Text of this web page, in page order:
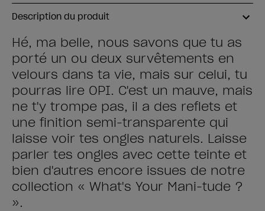
Description du produit
Hé, ma belle, nous savons que tu as
porté un ou deux survêtements en
velours dans ta vie, mais sur celui, tu
pourras lire OPI. C'est un mauve, mais
ne t'y trompe pas, il a des reflets et
une finition semi-transparente qui
laisse voir tes ongles naturels. Laisse
parler tes ongles avec cette teinte et
bien d'autres encore issues de notre
collection « What's Your Mani-tude ?
».